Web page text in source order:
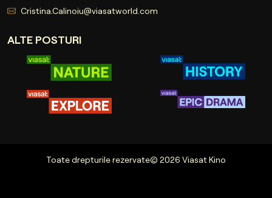
Cristina.Calinoiu@viasatworld.com
ALTE POSTURI
Toate drepturile rezervate© 2026 Viasat Kino